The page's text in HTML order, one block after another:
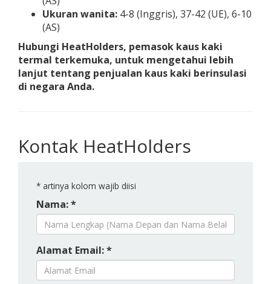
Ukuran wanita: 4-8 (Inggris), 37-42 (UE), 6-10
(AS)
Hubungi HeatHolders, pemasok kaus kaki
termal terkemuka, untuk mengetahui lebih
lanjut tentang penjualan kaus kaki berinsulasi
di negara Anda.
Kontak HeatHolders
* artinya kolom wajib diisi
Nama: *
Alamat Email: *